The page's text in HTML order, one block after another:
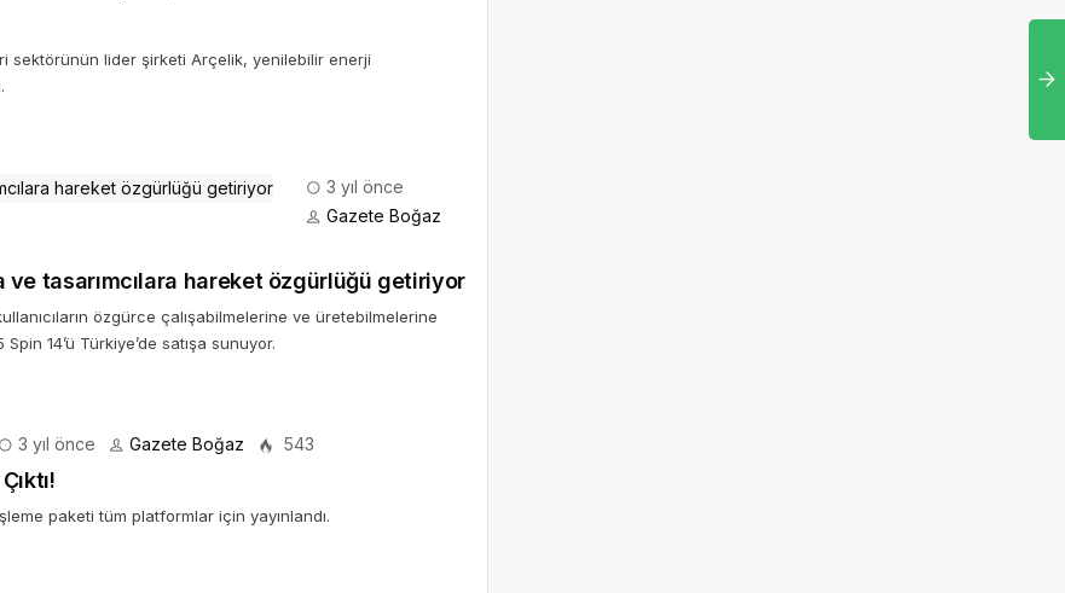
sektörünün lider şirketi Arçelik, yenilebilir enerji
3 yıl önce
Gazete Boğaz
tasarımcılara hareket özgürlüğü getiriyor
özgürce çalışabilmelerine ve üretebilmelerine
14’ü Türkiye’de satışa sunuyor.
3 yıl önce Gazete Boğaz 543
paketi tüm platformlar için yayınlandı.